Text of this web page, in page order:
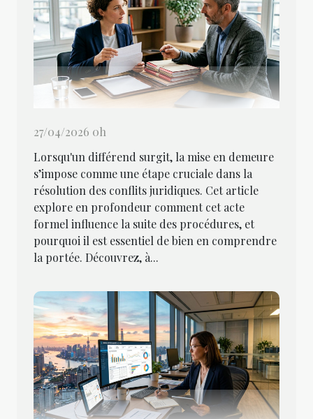
27/04/2026 0h
Lorsqu'un différend surgit, la mise en demeure
s’impose comme une étape cruciale dans la
résolution des conflits juridiques. Cet article
explore en profondeur comment cet acte
formel influence la suite des procédures, et
pourquoi il est essentiel de bien en comprendre
la portée. Découvrez, à...